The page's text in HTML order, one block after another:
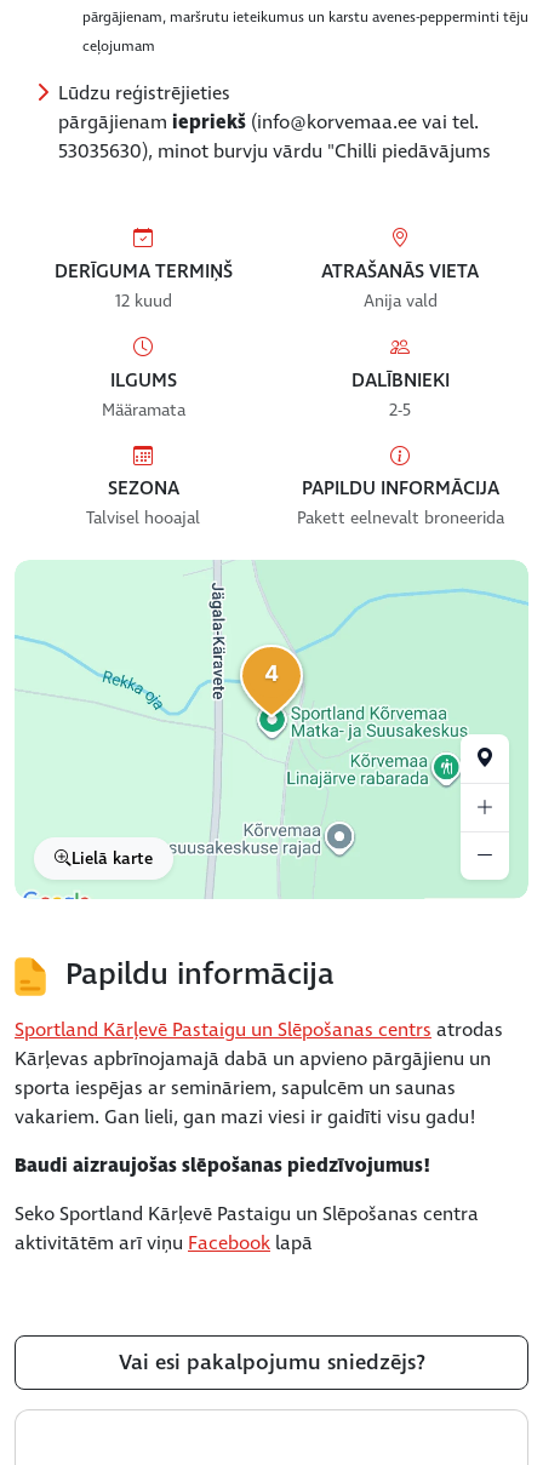
pārgājienam, maršrutu ieteikumus un karstu avenes-pepperminti tēju
ceļojumam
Lūdzu reģistrējieties
pārgājienam iepriekš (info@korvemaa.ee vai tel.
53035630), minot burvju vārdu "Chilli piedāvājums
DERĪGUMA TERMIŅŠ
12 kuud
ATRAŠANĀS VIETA
Anija vald
ILGUMS
Määramata
DALĪBNIEKI
2-5
SEZONA
Talvisel hooajal
PAPILDU INFORMĀCIJA
Pakett eelnevalt broneerida
4
Lielā karte
Papildu informācija
Sportland Kārļevē Pastaigu un Slēpošanas centrs atrodas
Kārļevas apbrīnojamajā dabā un apvieno pārgājienu un
sporta iespējas ar semināriem, sapulcēm un saunas
vakariem. Gan lieli, gan mazi viesi ir gaidīti visu gadu!
Baudi aizraujošas slēpošanas piedzīvojumus!
Seko Sportland Kārļevē Pastaigu un Slēpošanas centra
aktivitātēm arī viņu Facebook lapā
Vai esi pakalpojumu sniedzējs?